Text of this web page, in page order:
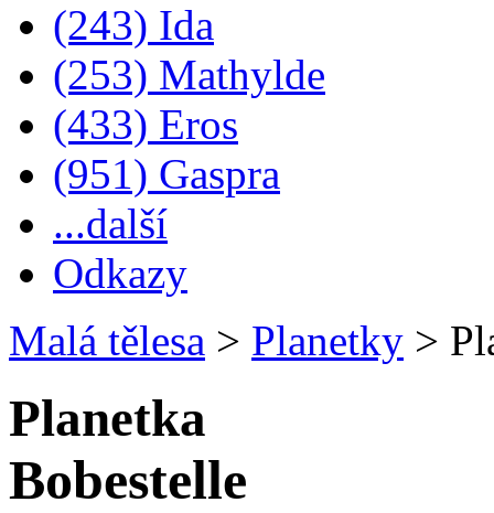
(243) Ida
(253) Mathylde
(433) Eros
(951) Gaspra
...další
Odkazy
Malá tělesa > Planetky >
Planetka
Bobestelle